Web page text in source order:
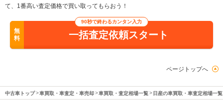
て、1番高い査定価格で買い取ってもらおう！
無
料
90秒で終わるカンタン入力
一括査定依頼スタート
ページトップへ
中古車トップ 車買取・車査定・車売却 車買取・査定相場一覧 日産の車買取・車査定相場一覧